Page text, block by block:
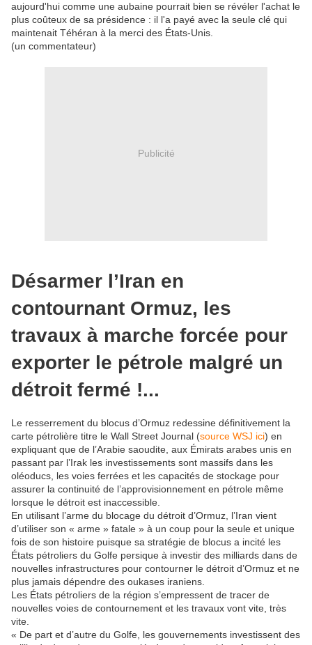
aujourd'hui comme une aubaine pourrait bien se révéler l'achat le
plus coûteux de sa présidence : il l'a payé avec la seule clé qui
maintenait Téhéran à la merci des États-Unis.
(un commentateur)
Publicité
Désarmer l’Iran en
contournant Ormuz, les
travaux à marche forcée pour
exporter le pétrole malgré un
détroit fermé !...
Le resserrement du blocus d’Ormuz redessine définitivement la
carte pétrolière titre le Wall Street Journal (source WSJ ici) en
expliquant que de l’Arabie saoudite, aux Émirats arabes unis en
passant par l’Irak les investissements sont massifs dans les
oléoducs, les voies ferrées et les capacités de stockage pour
assurer la continuité de l’approvisionnement en pétrole même
lorsque le détroit est inaccessible.
En utilisant l’arme du blocage du détroit d’Ormuz, l’Iran vient
d’utiliser son « arme » fatale » à un coup pour la seule et unique
fois de son histoire puisque sa stratégie de blocus a incité les
États pétroliers du Golfe persique à investir des milliards dans de
nouvelles infrastructures pour contourner le détroit d’Ormuz et ne
plus jamais dépendre des oukases iraniens.
Les États pétroliers de la région s’empressent de tracer de
nouvelles voies de contournement et les travaux vont vite, très
vite.
« De part et d’autre du Golfe, les gouvernements investissent des